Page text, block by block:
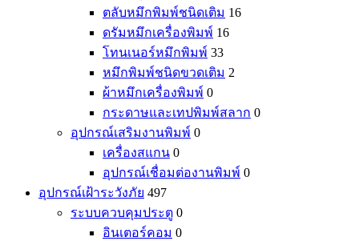
ตลับหมึกพิมพ์ชนิดเติม 16
ดรัมหมึกเครื่องพิมพ์ 16
โทนเนอร์หมึกพิมพ์ 33
หมึกพิมพ์ชนิดขวดเติม 2
ผ้าหมึกเครื่องพิมพ์ 0
กระดาษและเทปพิมพ์สลาก 0
อุปกรณ์เสริมงานพิมพ์ 0
เครื่องสแกน 0
อุปกรณ์เชื่อมต่องานพิมพ์ 0
อุปกรณ์เฝ้าระวังภัย 497
ระบบควบคุมประตู 0
อินเตอร์คอม 0